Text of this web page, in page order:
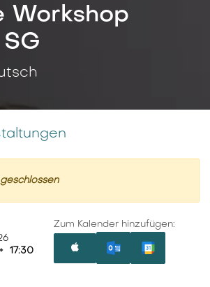
Workshop
geschlossen
17:30
Zum Kalender hinzufügen: